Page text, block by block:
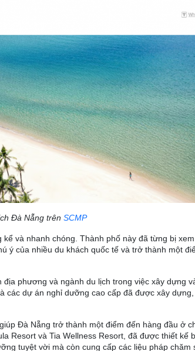
Đà Nẵng trênSCMP
và nhanh chóng. Thành phố này đã từng bị
ý của nhiều du khách quốc tế và trở thành một
phương và ngành du lịch trong việc xây dựng
dự án nghỉ dưỡng cao cấp đã được xây
Đà Nẵng trở thành một điểm đến hàng đầu ở
Resort và Tia Wellness Resort, đã được thiết kế
tuyệt vời mà còn cung cấp các liệu pháp chăm